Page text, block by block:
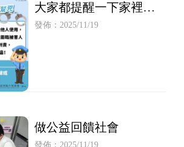
大家都提醒一下家裡的
移工
發佈：2025/11/19
做公益回饋社會
發佈：2025/11/19